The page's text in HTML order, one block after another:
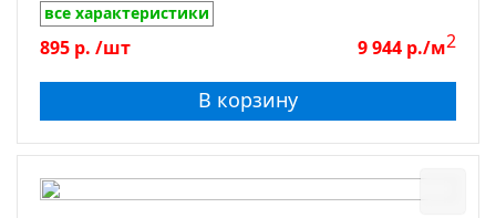
все характеристики
895 р. /шт 9 944 р./м2
В корзину